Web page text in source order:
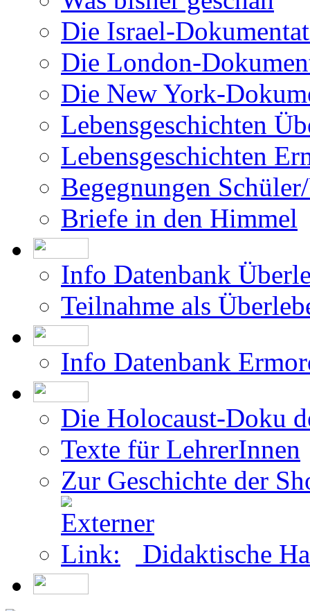
Die Israel-
Die London-
Die New York-
Lebensgeschichten
Lebensgeschichten
Begegnungen
Briefe in den Himmel
Info Datenbank
Teilnahme als
Info Datenbank
Die Holocaust-Doku
Texte für LehrerInnen
Zur Geschichte der
Didaktische